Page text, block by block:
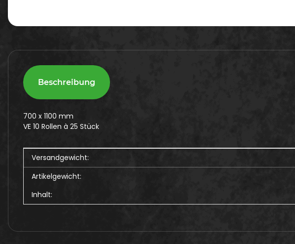
Beschreibung
700 x 1100 mm
VE 10 Rollen à 25 Stück
Produkteigenschaft
Wert
Versandgewicht:
Artikelgewicht:
Inhalt: